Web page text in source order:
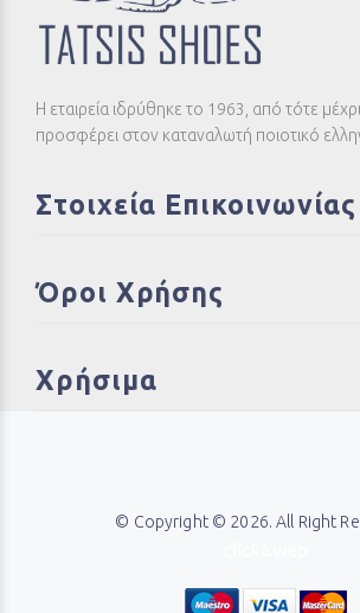
Η εταιρεία ιδρύθηκε το 1963, από τότε
προσφέρει στον καταναλωτή ποιοτικό
Στοιχεία Επικοινωνίας
Όροι Χρήσης
Χρήσιμα
© Copyright © 2026. All Right